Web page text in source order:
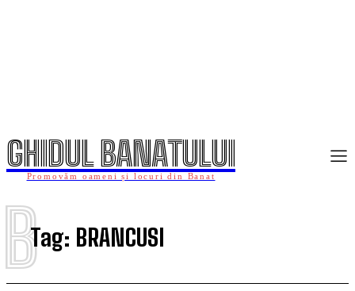
GHIDUL BANATULUI
Promovăm oameni și locuri din Banat
Tag: BRANCUSI
B